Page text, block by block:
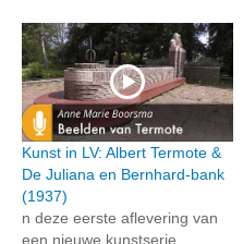
Kunst in LV: Albert Termote &
De Juliana en Bernhard-bank
(1937)
n deze eerste aflevering van
een nieuwe kunstserie